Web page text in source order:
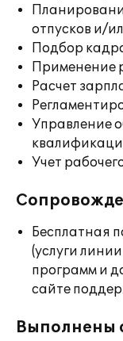
отпусков и/
Подбор
Применение
Расчет
Управление
Учет
Бесплатная
(услуги
программ и
сайте
Выполнены